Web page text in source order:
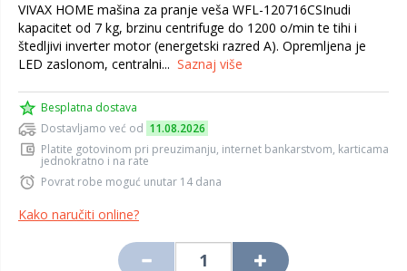
VIVAX HOME mašina za pranje veša WFL-120716CSInudi
kapacitet od 7 kg, brzinu centrifuge do 1200 o/min te tihi i
štedljivi inverter motor (energetski razred A). Opremljena je
LED zaslonom, centralni... Saznaj više
Besplatna dostava
Dostavljamo već od 11.08.2026
Platite gotovinom pri preuzimanju, internet bankarstvom, karticama
jednokratno i na rate
Povrat robe moguć unutar 14 dana
Kako naručiti online?